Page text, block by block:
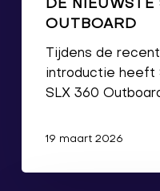
DE
OUTBOARD
Tijdens de
introductie heeft
SLX 360
19 maart 2026